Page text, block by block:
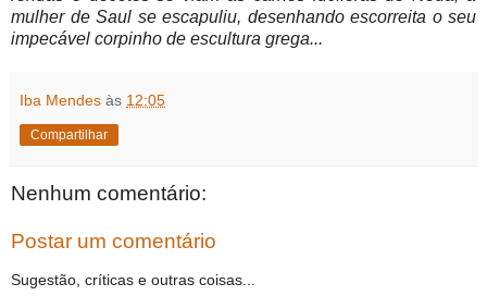
mulher de Saul se escapuliu, desenhando escorreita o seu
impecável corpinho de escultura grega...
Iba Mendes às 12:05
Compartilhar
Nenhum comentário:
Postar um comentário
Sugestão, críticas e outras coisas...